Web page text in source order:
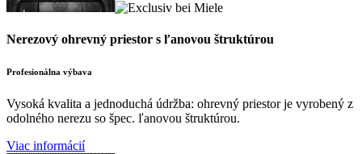
Nerezový ohrevný priestor s ľanovou štruktúrou
Profesionálna výbava
Vysoká kvalita a jednoduchá údržba: ohrevný priestor je vyrobený z
odolného nerezu so špec. ľanovou štruktúrou.
Viac informácií